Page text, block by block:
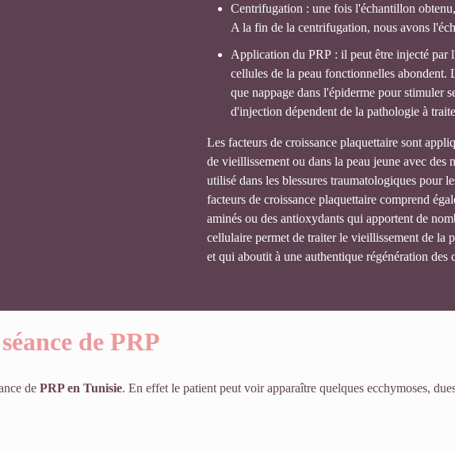
Centrifugation : une fois l'échantillon
A la fin de la centrifugation, nous avons
Application du PRP : il peut être injecté par
cellules de la peau fonctionnelles abondent.
que nappage dans l'épiderme pour stimuler
d'injection dépendent de la pathologie à
Les facteurs de croissance plaquettaire sont
de vieillissement ou dans la peau jeune avec des
utilisé dans les blessures traumatologiques pour
facteurs de croissance plaquettaire comprend
aminés ou des antioxydants qui apportent de
cellulaire permet de traiter le vieillissement de la
et qui aboutit à une authentique régénération des
de PRP
dePRP en Tunisie. En effet le patient peut voir apparaître quelques ecchymoses,